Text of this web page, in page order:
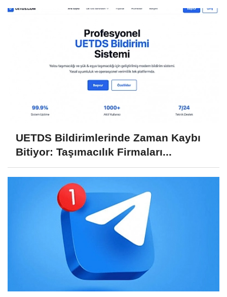
UETDS Bildirimlerinde Zaman Kaybı
Bitiyor: Taşımacılık Firmaları...